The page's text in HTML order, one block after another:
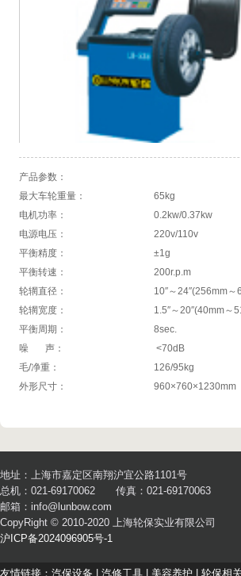
产品参数：
最大车轮重量：
65kg
电机功率：
0.2kw/0.37kw
电源电压：
220v/110v
平衡精度：
±1g
平衡转速：
200r.p.m
轮辋直径：
10″～24″(256mm～
轮辋宽度：
1.5″～20″(40mm～
平衡周期：
8sec.
噪 声：
<70dB
毛/净重：
126/95kg
外形尺寸：
960×760×1230mm
地址：上海市嘉定区南翔沪宜公路1101号
总机：021-69170062 传真：021-69170063
邮箱：info@lunbow.com
CopyRight © 2010-2020 上海轮保实业有限公司
沪ICP备2024096905号-1
友情链接： 汽保设备 汽修工具 美容养护 轮保相关